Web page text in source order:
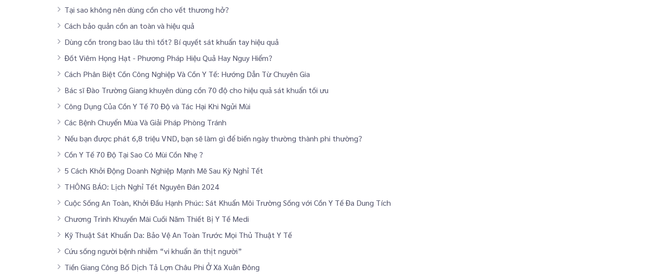
Tại sao không nên dùng cồn cho vết thương hở?
Cách bảo quản cồn an toàn và hiệu quả
Dùng cồn trong bao lâu thì tốt? Bí quyết sát khuẩn tay hiệu quả
Đốt Viêm Họng Hạt - Phương Pháp Hiệu Quả Hay Nguy Hiểm?
Cách Phân Biệt Cồn Công Nghiệp Và Cồn Y Tế: Hướng Dẫn Từ Chuyên Gia
Bác sĩ Đào Trường Giang khuyên dùng cồn 70 độ cho hiệu quả sát khuẩn tối ưu
Công Dụng Của Cồn Y Tế 70 Độ và Tác Hại Khi Ngửi Mùi
Các Bệnh Chuyển Mùa Và Giải Pháp Phòng Tránh
Nếu bạn được phát 6,8 triệu VND, bạn sẽ làm gì để biến ngày thường thành phi thường?
Cồn Y Tế 70 Độ Tại Sao Có Mùi Cồn Nhẹ ?
5 Cách Khởi Động Doanh Nghiệp Mạnh Mẽ Sau Kỳ Nghỉ Tết
THÔNG BÁO: Lịch Nghỉ Tết Nguyên Đán 2024
Cuộc Sống An Toàn, Khởi Đầu Hạnh Phúc: Sát Khuẩn Môi Trường Sống với Cồn Y Tế Đa Dung Tích
Chương Trình Khuyến Mãi Cuối Năm Thiết Bị Y Tế Medi
Kỹ Thuật Sát Khuẩn Da: Bảo Vệ An Toàn Trước Mọi Thủ Thuật Y Tế
Cứu sống người bệnh nhiễm “vi khuẩn ăn thịt người”
Tiền Giang Công Bố Dịch Tả Lợn Châu Phi Ở Xã Xuân Đông